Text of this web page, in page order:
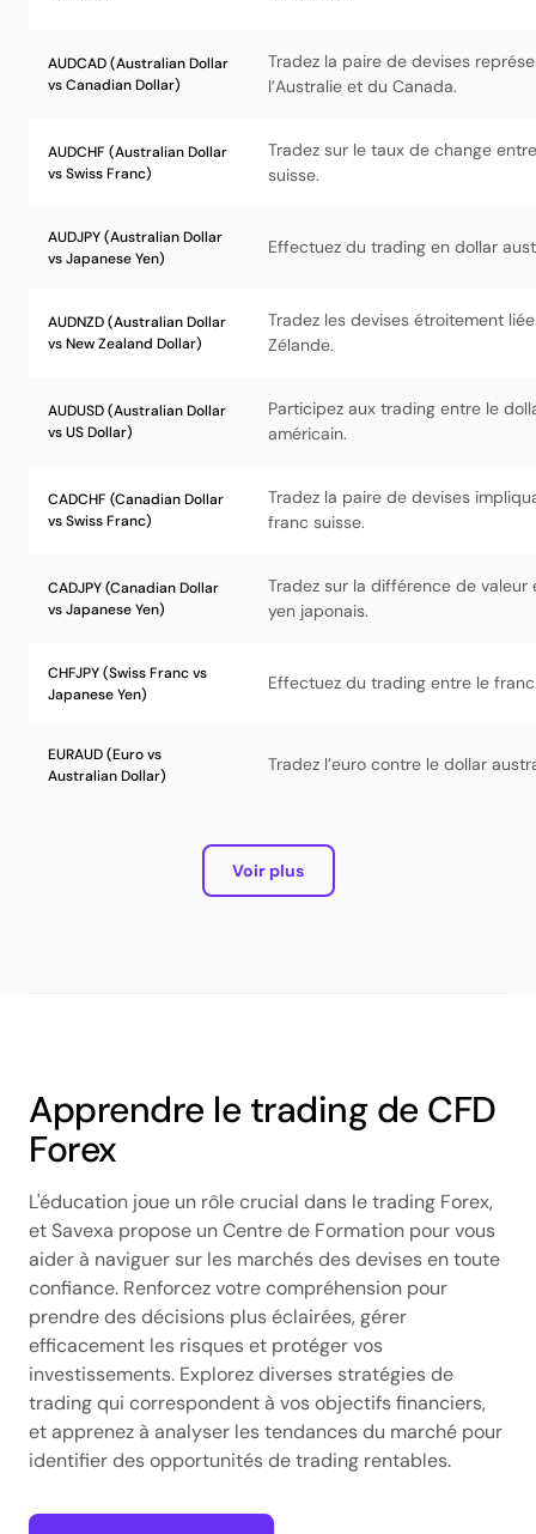
AUDCAD (Australian Dollar
vs Canadian Dollar)
Tradez la paire de devises
l’Australie et du Canada.
AUDCHF (Australian Dollar
vs Swiss Franc)
Tradez sur le taux de change
suisse.
AUDJPY (Australian Dollar
vs Japanese Yen)
Effectuez du trading en dollar
AUDNZD (Australian Dollar
vs New Zealand Dollar)
Tradez les devises étroitement
Zélande.
AUDUSD (Australian Dollar
vs US Dollar)
Participez aux trading entre le
américain.
CADCHF (Canadian Dollar
vs Swiss Franc)
Tradez la paire de devises
franc suisse.
CADJPY (Canadian Dollar
vs Japanese Yen)
Tradez sur la différence de
yen japonais.
CHFJPY (Swiss Franc vs
Japanese Yen)
Effectuez du trading entre le
EURAUD (Euro vs
Australian Dollar)
Tradez l’euro contre le dollar
Voir plus
Apprendre le trading de CFD
Forex
L'éducation joue un rôle crucial dans le trading Forex,
et Savexa propose un Centre de Formation pour vous
aider à naviguer sur les marchés des devises en toute
confiance. Renforcez votre compréhension pour
prendre des décisions plus éclairées, gérer
efficacement les risques et protéger vos
investissements. Explorez diverses stratégies de
trading qui correspondent à vos objectifs financiers,
et apprenez à analyser les tendances du marché pour
identifier des opportunités de trading rentables.